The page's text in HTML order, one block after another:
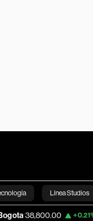
Línea Studios
English+0.21% Apple